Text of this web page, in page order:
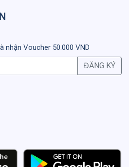
nhận Voucher 50.000 VND
ĐĂNG KÝ